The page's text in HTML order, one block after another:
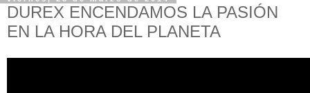
DUREX ENCENDAMOS LA PASIÓN
EN LA HORA DEL PLANETA